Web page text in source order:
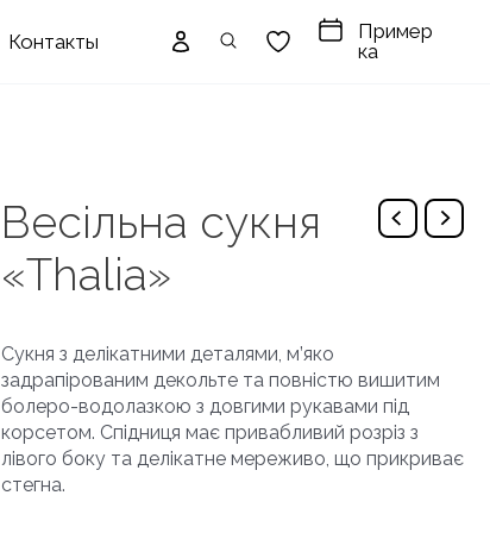
Контакты
Пример
ка
Весільна сукня
«Thalia»
Сукня з делікатними деталями, м’яко
задрапірованим декольте та повністю вишитим
болеро-водолазкою з довгими рукавами під
корсетом. Спідниця має привабливий розріз з
лівого боку та делікатне мереживо, що прикриває
стегна.